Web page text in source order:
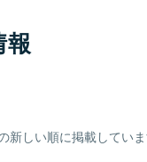
報
しい順に掲載していま